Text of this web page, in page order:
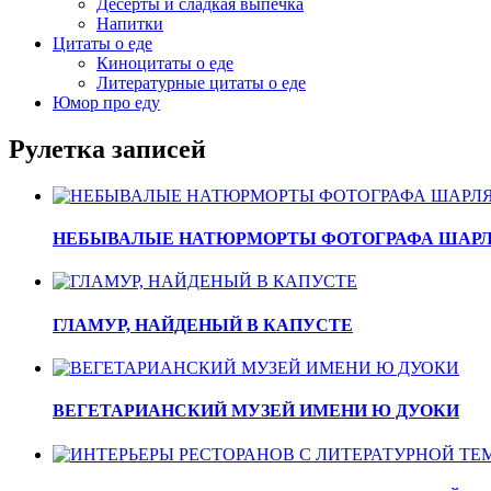
Десерты и сладкая выпечка
Напитки
Цитаты о еде
Киноцитаты о еде
Литературные цитаты o еде
Юмор про еду
Рулетка записей
НЕБЫВАЛЫЕ НАТЮРМОРТЫ ФОТОГРАФА
ГЛАМУР, НАЙДЕНЫЙ В КАПУСТЕ
ВЕГЕТАРИАНСКИЙ МУЗЕЙ ИМЕНИ Ю ДУОКИ